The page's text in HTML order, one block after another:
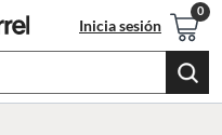
Inicia sesión